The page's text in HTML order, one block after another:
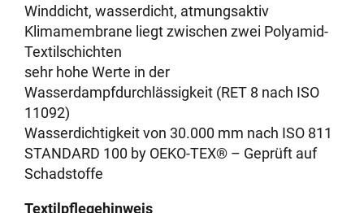
Winddicht, wasserdicht, atmungsaktiv
Klimamembrane liegt zwischen zwei Polyamid-
Textilschichten
sehr hohe Werte in der
Wasserdampfdurchlässigkeit (RET 8 nach ISO
11092)
Wasserdichtigkeit von 30.000 mm nach ISO 811
STANDARD 100 by OEKO-TEX® – Geprüft auf
Schadstoffe
Textilpflegehinweis